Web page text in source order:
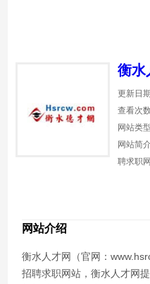
衡水
更新日
查看次
网站类
网站简
聘求职
网站介绍
衡水人才网（官网：
招聘求职网站，衡水人才网